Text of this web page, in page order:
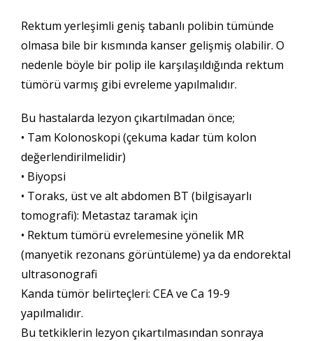
Rektum yerleşimli geniş tabanlı polibin tümünde
olmasa bile bir kısmında kanser gelişmiş olabilir. O
nedenle böyle bir polip ile karşılaşıldığında rektum
tümörü varmış gibi evreleme yapılmalıdır.
Bu hastalarda lezyon çıkartılmadan önce;
• Tam Kolonoskopi (çekuma kadar tüm kolon
değerlendirilmelidir)
• Biyopsi
• Toraks, üst ve alt abdomen BT (bilgisayarlı
tomografi): Metastaz taramak için
• Rektum tümörü evrelemesine yönelik MR
(manyetik rezonans görüntüleme) ya da endorektal
ultrasonografi
Kanda tümör belirteçleri: CEA ve Ca 19-9
yapılmalıdır.
Bu tetkiklerin lezyon çıkartılmasından sonraya